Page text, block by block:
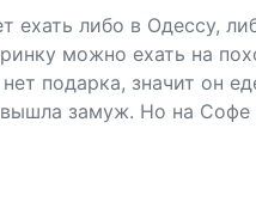
ехать либо в Одессу,
можно ехать на
подарка, значит он
замуж. Но на Софе